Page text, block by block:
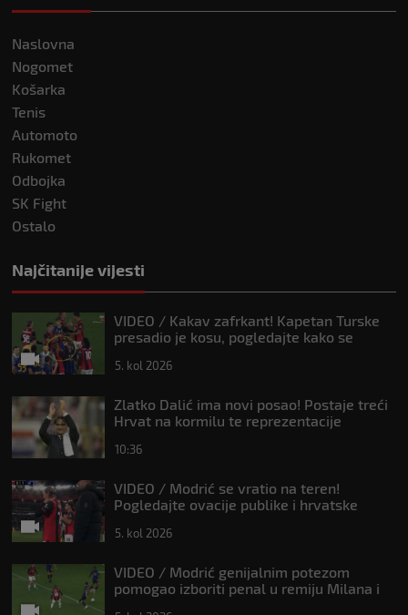
Naslovna
Nogomet
Košarka
Tenis
Automoto
Rukomet
Odbojka
SK Fight
Ostalo
Najčitanije vijesti
VIDEO / Kakav zafrkant! Kapetan Turske
presadio je kosu, pogledajte kako se
5. kol 2026
Zlatko Dalić ima novi posao! Postaje treći
Hrvat na kormilu te reprezentacije
10:36
VIDEO / Modrić se vratio na teren!
Pogledajte ovacije publike i hrvatske
5. kol 2026
VIDEO / Modrić genijalnim potezom
pomogao izboriti penal u remiju Milana i